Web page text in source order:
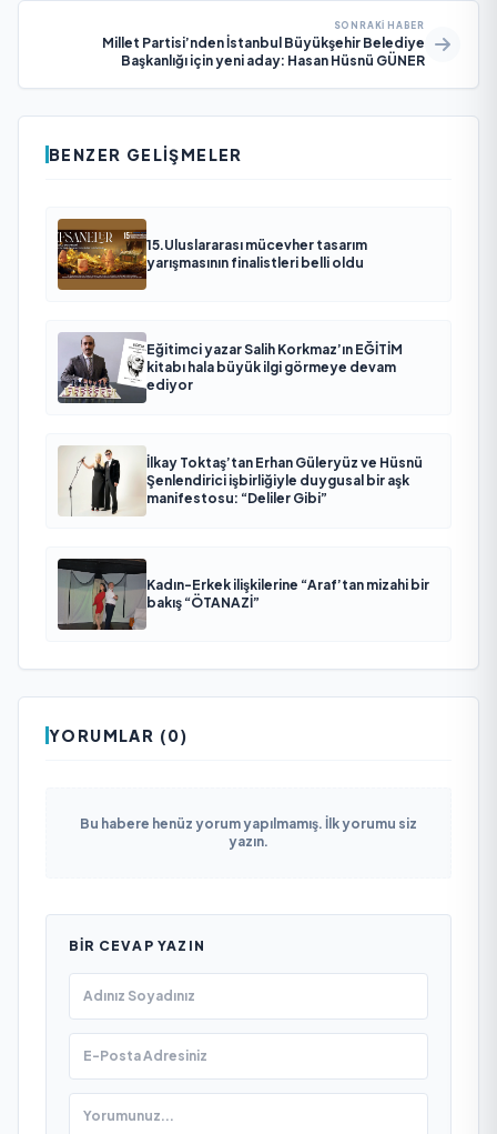
SONRAKI HABER
Millet Partisi’nden İstanbul Büyükşehir Belediye
Başkanlığı için yeni aday: Hasan Hüsnü GÜNER
BENZER GELIŞMELER
15.Uluslararası mücevher tasarım
yarışmasının finalistleri belli oldu
Eğitimci yazar Salih Korkmaz’ın EĞİTİM
kitabı hala büyük ilgi görmeye devam
ediyor
İlkay Toktaş’tan Erhan Güleryüz ve Hüsnü
Şenlendirici işbirliğiyle duygusal bir aşk
manifestosu: “Deliler Gibi”
Kadın-Erkek ilişkilerine “Araf’tan mizahi bir
bakış “ÖTANAZİ”
YORUMLAR (0)
Bu habere henüz yorum yapılmamış. İlk yorumu siz
yazın.
BIR CEVAP YAZIN